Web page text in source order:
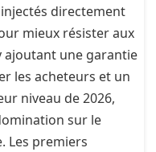
directement
mieux résister aux
ajoutant une garantie
les acheteurs et un
niveau de 2026,
sur le
Les premiers